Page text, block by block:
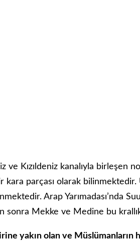
ve Kızıldeniz kanalıyla birleşen
kara parçası olarak
Arap Yarımadası’nda
sonra Mekke ve Medine bu
yakın olan ve